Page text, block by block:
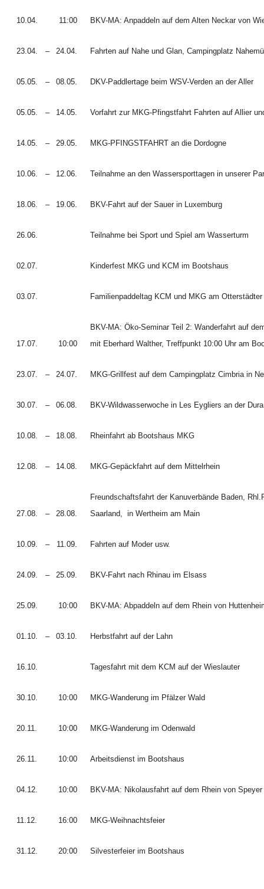
10.04. 11:00 BKV-MA: Anpaddeln auf dem Alten Neckar von
23.04. – 24.04. Fahrten auf Nahe und Glan, Campingplatz
05.05. – 08.05. DKV-Paddlertage beim WSV-Verden an der Aller
05.05. – 14.05. Vorfahrt zur MKG-Pfingstfahrt Fahrten auf Allier
14.05. – 29.05. MKG-PFINGSTFAHRT an die Dordogne
10.06. – 12.06. Teilnahme an den Wassersporttagen in unserer
18.06. – 19.06. BKV-Fahrt auf der Sauer in Luxemburg
26.06. Teilnahme bei Sport und Spiel am Wasserturm
02.07. Kinderfest MKG und KCM im Bootshaus
03.07. Familienpaddeltag KCM und MKG am
17.07. 10:00
BKV-MA: Öko-Seminar Teil 2: Wanderfahrt auf
mit Eberhard Walther, Treffpunkt 10:00 Uhr am
23.07. – 24.07. MKG-Grillfest auf dem Campingplatz Cimbria in
30.07. – 06.08. BKV-Wildwasserwoche in Les Eygliers an der
10.08. – 18.08. Rheinfahrt ab Bootshaus MKG
12.08. – 14.08. MKG-Gepäckfahrt auf dem Mittelrhein
27.08. – 28.08.
Freundschaftsfahrt der Kanuverbände Baden,
Saarland,
in Wertheim am Main
10.09. – 11.09. Fahrten auf Moder usw.
24.09. – 25.09. BKV-Fahrt nach Rhinau im Elsass
25.09. 10:00 BKV-MA: Abpaddeln auf dem Rhein von
01.10. – 03.10. Herbstfahrt auf der Lahn
16.10. Tagesfahrt mit dem KCM auf der Wieslauter
30.10. 10:00 MKG-Wanderung im Pfälzer Wald
20.11. 10:00 MKG-Wanderung im Odenwald
26.11. 10:00 Arbeitsdienst im Bootshaus
04.12. 10:00 BKV-MA: Nikolausfahrt auf dem Rhein von
11.12. 16:00 MKG-Weihnachtsfeier
31.12. 20:00 Silvesterfeier im Bootshaus